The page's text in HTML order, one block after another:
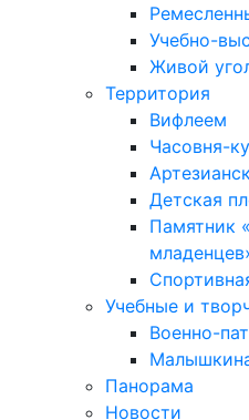
Учебно-
Живой
Территория
Вифлеем
Часовня-
Детская
Памятник
Учебные и
Военно-
Панорама
Новости